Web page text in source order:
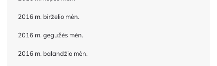
2016 m. birželio mėn.
2016 m. gegužės mėn.
2016 m. balandžio mėn.